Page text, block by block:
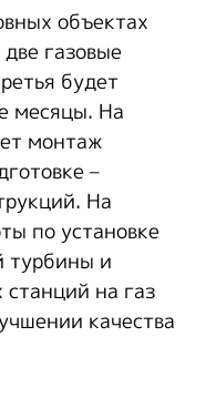
объектах
газовые
будет
месяцы. На
монтаж
–
На
по установке
турбины и
станций на газ
качества